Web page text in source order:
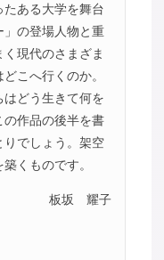
ある大学を舞台
」の登場人物と重
現代のさまざま
こへ行くのか。
はどう生きて何を
作品の後半を書
りでしょう。架空
くものです。
板坂 耀子